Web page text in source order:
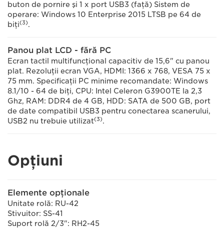
buton de pornire şi 1 x port USB3 (faţă) Sistem de
operare: Windows 10 Enterprise 2015 LTSB pe 64 de
biţi(3).
Panou plat LCD - fără PC
Ecran tactil multifuncţional capacitiv de 15,6" cu panou
plat. Rezoluţii ecran VGA, HDMI: 1366 x 768, VESA 75 x
75 mm. Specificaţii PC minime recomandate: Windows
8.1/10 - 64 de biţi, CPU: Intel Celeron G3900TE la 2,3
Ghz, RAM: DDR4 de 4 GB, HDD: SATA de 500 GB, port
de date compatibil USB3 pentru conectarea scanerului,
USB2 nu trebuie utilizat(3).
Opţiuni
Elemente opţionale
Unitate rolă: RU-42
Stivuitor: SS-41
Suport rolă 2/3": RH2-45